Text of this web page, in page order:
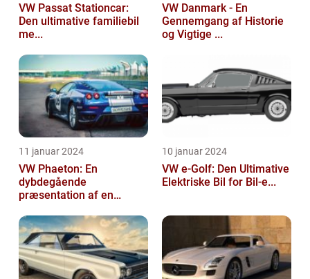
VW Passat Stationcar:
Den ultimative familiebil
me...
VW Danmark - En
Gennemgang af Historie
og Vigtige ...
11 januar 2024
VW Phaeton: En
dybdegående
præsentation af en
10 januar 2024
VW e-Golf: Den Ultimative
Elektriske Bil for Bil-e...